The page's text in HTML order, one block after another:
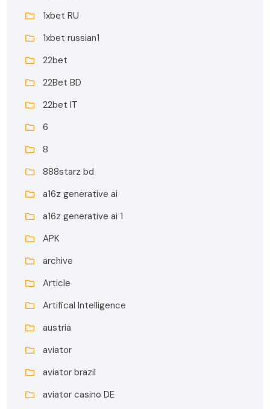
1xbet RU
1xbet russian1
22bet
22Bet BD
22bet IT
6
8
888starz bd
a16z generative ai
a16z generative ai 1
APK
archive
Article
Artifical Intelligence
austria
aviator
aviator brazil
aviator casino DE